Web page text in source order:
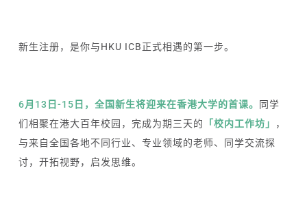
新生注册，是你与HKU ICB正式相遇的第一步。
6月13日-15日，全国新生将迎来在香港大学的首课。
同学
们相聚在港大百年校园，完成为期三天的
「校内工作坊」
，
与来自全国各地不同行业、专业领域的老师、同学交流探
讨，开拓视野，启发思维。